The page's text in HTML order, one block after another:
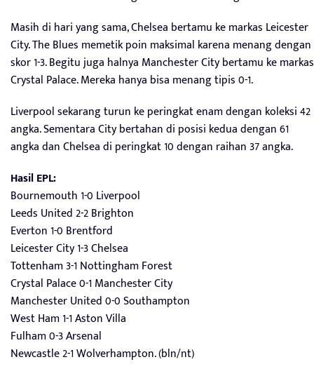
Masih di hari yang sama, Chelsea bertamu ke markas Leicester
City. The Blues memetik poin maksimal karena menang dengan
skor 1-3. Begitu juga halnya Manchester City bertamu ke markas
Crystal Palace. Mereka hanya bisa menang tipis 0-1.
Liverpool sekarang turun ke peringkat enam dengan koleksi 42
angka. Sementara City bertahan di posisi kedua dengan 61
angka dan Chelsea di peringkat 10 dengan raihan 37 angka.
Hasil EPL:
Bournemouth 1-0 Liverpool
Leeds United 2-2 Brighton
Everton 1-0 Brentford
Leicester City 1-3 Chelsea
Tottenham 3-1 Nottingham Forest
Crystal Palace 0-1 Manchester City
Manchester United 0-0 Southampton
West Ham 1-1 Aston Villa
Fulham 0-3 Arsenal
Newcastle 2-1 Wolverhampton. (bln/nt)